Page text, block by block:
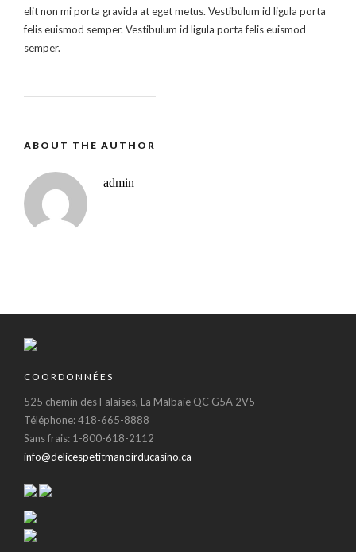
elit non mi porta gravida at eget metus. Vestibulum id ligula porta
felis euismod semper. Vestibulum id ligula porta felis euismod
semper.
ABOUT THE AUTHOR
admin
COORDONNÉES
525 chemin des Falaises, La Malbaie QC G5A 2V5
Téléphone: 418-665-8888
Sans frais: 1-800-618-2112
info@delicespetitmanoirducasino.ca